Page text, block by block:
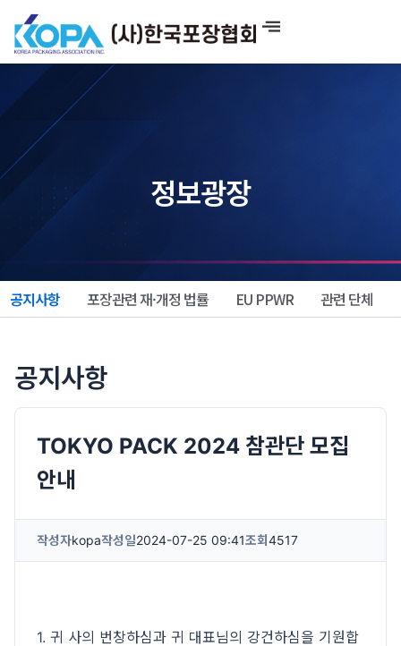
너
정보광장
공지사항 포장관련 재·개정 법률 EU PPWR 관련 단체
공지사항
TOKYO PACK 2024 참관단 모집
안내
작성자kopa작성일2024-07-25 09:41조회 4517
1. 귀 사의 번창하심과 귀 대표님의 강건하심을 기원합